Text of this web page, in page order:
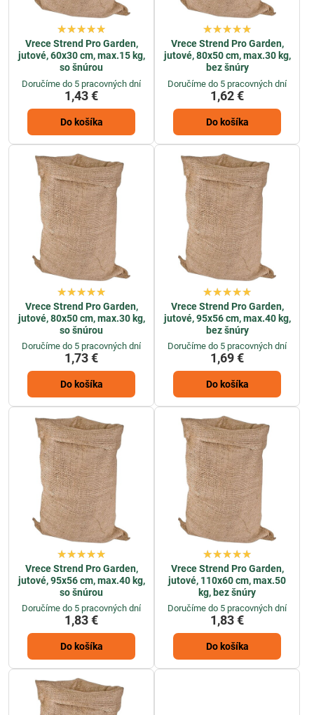
Vrece Strend Pro Garden,
jutové, 60x30 cm, max.15 kg,
so šnúrou
Doručíme do 5 pracovných dní
1,43 €
Do košíka
Vrece Strend Pro Garden,
jutové, 80x50 cm, max.30 kg,
bez šnúry
Doručíme do 5 pracovných dní
1,62 €
Do košíka
Vrece Strend Pro Garden,
jutové, 80x50 cm, max.30 kg,
so šnúrou
Doručíme do 5 pracovných dní
1,73 €
Do košíka
Vrece Strend Pro Garden,
jutové, 95x56 cm, max.40 kg,
bez šnúry
Doručíme do 5 pracovných dní
1,69 €
Do košíka
Vrece Strend Pro Garden,
jutové, 95x56 cm, max.40 kg,
so šnúrou
Doručíme do 5 pracovných dní
1,83 €
Do košíka
Vrece Strend Pro Garden,
jutové, 110x60 cm, max.50
kg, bez šnúry
Doručíme do 5 pracovných dní
1,83 €
Do košíka